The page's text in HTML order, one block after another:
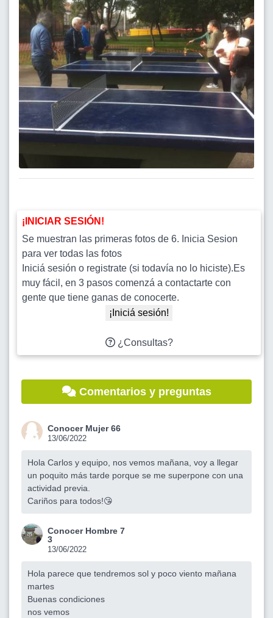
¡INICIAR SESIÓN!
Se muestran las primeras fotos de 6. Inicia Sesion
para ver todas las fotos
Iniciá sesión o registrate (si todavía no lo hiciste).Es
muy fácil, en 3 pasos comenzá a contactarte con
gente que tiene ganas de conocerte.
¡Iniciá sesión!
¿Consultas?
Comentarios y preguntas
Conocer Mujer 66
13/06/2022
Hola Carlos y equipo, nos vemos mañana, voy a llegar
un poquito más tarde porque se me superpone con una
actividad previa.
Cariños para todos!😘
Conocer Hombre 7
3
13/06/2022
Hola parece que tendremos sol y poco viento mañana
martes
Buenas condiciones
nos vemos